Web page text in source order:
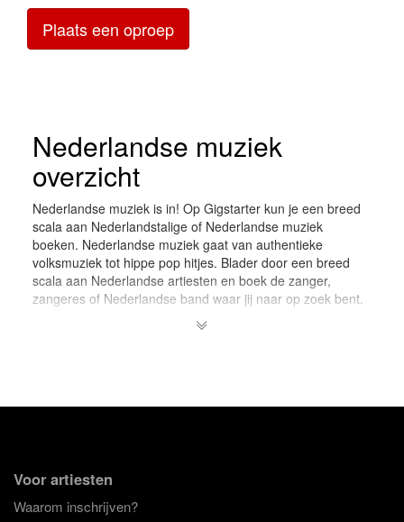
Plaats een oproep
Nederlandse muziek
overzicht
Nederlandse muziek is in! Op Gigstarter kun je een breed
scala aan Nederlandstalige of Nederlandse muziek
boeken. Nederlandse muziek gaat van authentieke
volksmuziek tot hippe pop hitjes. Blader door een breed
scala aan Nederlandse artiesten en boek de zanger,
zangeres of Nederlandse band waar jij naar op zoek bent.
Meestal wordt smartlap of
komt, het hartje van de Amsterdamse authentieke live
muziek.
Voor artiesten
Waarom inschrijven?